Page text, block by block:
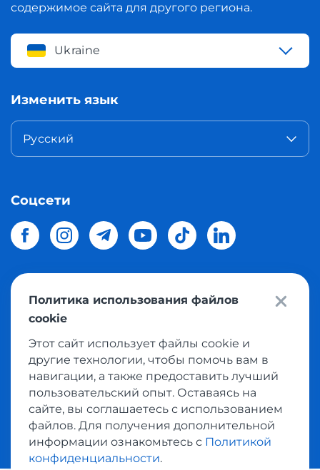
содержимое сайта для другого региона.
Ukraine
Изменить язык
Русский
Соцсети
© 2026 Meest Shoppingдоставка покупок с интернет
магазинов мира в Украину.
Политика конфиденциальности
Публичная оферта
Условия пользования сервисом выкупа товаров
Политика использования файлов
cookie
Этот сайт использует файлы cookie и
другие технологии, чтобы помочь вам в
навигации, а также предоставить лучший
пользовательский опыт. Оставаясь на
сайте, вы соглашаетесь с использованием
файлов. Для получения дополнительной
информации ознакомьтесь с Политикой
конфиденциальности.